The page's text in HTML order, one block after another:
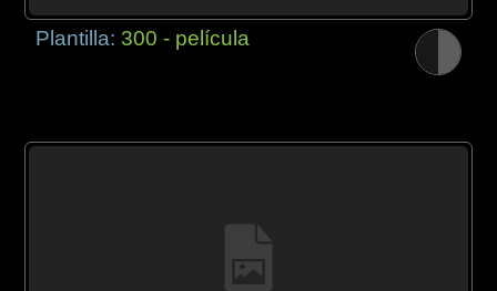
Plantilla: 300 - película